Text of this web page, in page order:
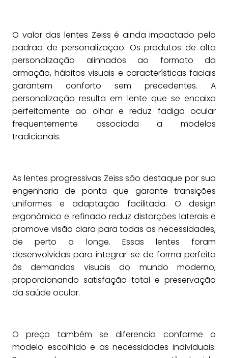
O valor das lentes Zeiss é ainda impactado pelo
padrão de personalização. Os produtos de alta
personalização alinhados ao formato da
armação, hábitos visuais e características faciais
garantem conforto sem precedentes. A
personalização resulta em lente que se encaixa
perfeitamente ao olhar e reduz fadiga ocular
frequentemente associada a modelos
tradicionais.
As lentes progressivas Zeiss são destaque por sua
engenharia de ponta que garante transições
uniformes e adaptação facilitada. O design
ergonômico e refinado reduz distorções laterais e
promove visão clara para todas as necessidades,
de perto a longe. Essas lentes foram
desenvolvidas para integrar-se de forma perfeita
às demandas visuais do mundo moderno,
proporcionando satisfação total e preservação
da saúde ocular.
O preço também se diferencia conforme o
modelo escolhido e as necessidades individuais.